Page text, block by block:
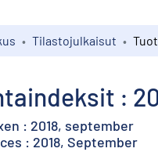
Tilastojulkaisut
:
: 2018, september
: 2018, September